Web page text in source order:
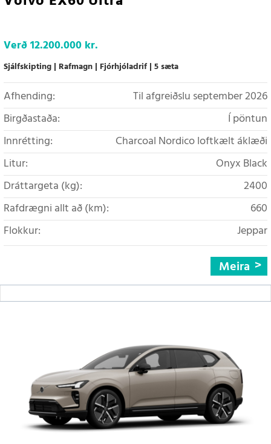
Verð12.200.000 kr.
Sjálfskipting Rafmagn Fjórhjóladrif 5 sæta
Afhending:
Til afgreiðslu september 2026
Birgðastaða:
Í pöntun
Innrétting:
Charcoal Nordico loftkælt áklæði
Litur:
Onyx Black
Dráttargeta (kg):
2400
Rafdrægni allt að (km):
660
Flokkur:
Jeppar
Meira